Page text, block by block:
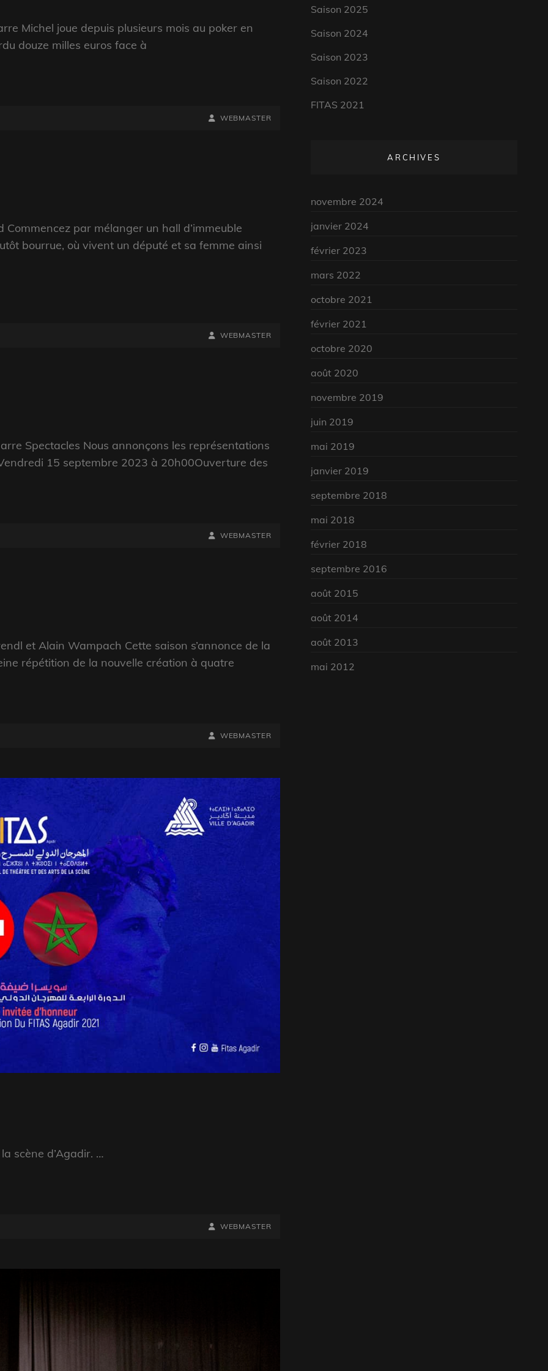
Michel joue depuis plusieurs mois au poker en
douze milles euros face à
BY
BYLINE
WEBMASTER
par mélanger un hall d’immeuble
bourrue, où vivent un député et sa femme ainsi
BY
BYLINE
WEBMASTER
Spectacles Nous annonçons les représentations
15 septembre 2023 à 20h00Ouverture des
BY
BYLINE
WEBMASTER
et Alain Wampach Cette saison s’annonce de la
répétition de la nouvelle création à quatre
BY
BYLINE
WEBMASTER
scène d’Agadir. …
BY
BYLINE
WEBMASTER
Saison 2025
Saison 2024
Saison 2023
Saison 2022
FITAS 2021
ARCHIVES
novembre 2024
janvier 2024
février 2023
mars 2022
octobre 2021
février 2021
octobre 2020
août 2020
novembre 2019
juin 2019
mai 2019
janvier 2019
septembre 2018
mai 2018
février 2018
septembre 2016
août 2015
août 2014
août 2013
mai 2012